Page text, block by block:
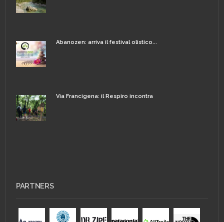
Abanozen: arriva il festival olistico...
Via Francigena: il Respiro incontra
PARTNERS